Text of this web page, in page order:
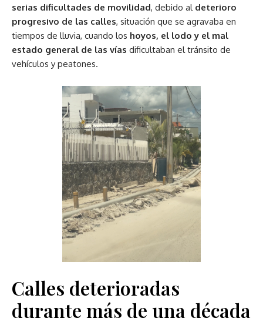
serias dificultades de movilidad, debido al deterioro
progresivo de las calles, situación que se agravaba en
tiempos de lluvia, cuando los hoyos, el lodo y el mal
estado general de las vías dificultaban el tránsito de
vehículos y peatones.
Calles deterioradas
durante más de una década